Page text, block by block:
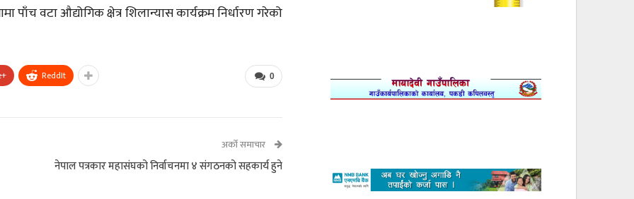
वटा औद्योगिक क्षेत्र शिलान्यास कार्यक्रम निर्धारण गरेको
0
ReddIt
अर्को समाचार
नेपाल पत्रकार महासंघको निर्वाचनमा ४ संगठनको सहकार्य हुने